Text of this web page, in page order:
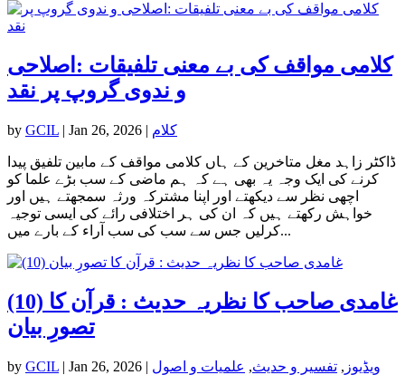
کلامی مواقف کی بے معنی تلفیقات :اصلاحی
و ندوی گروپ پر نقد
by GCIL | Jan 26, 2026 | کلام
ڈاکٹر زاہد مغل متاخرین کے ہاں کلامی مواقف کے مابین تلفیق پیدا
کرنے کی ایک وجہ یہ بھی ہے کہ ہم ماضی کے سب بڑے علما کو
اچھی نظر سے دیکھتے اور اپنا مشترکہ ورثہ سمجھتے ہیں اور
خواہش رکھتے ہیں کہ ان کی ہر اختلافی رائے کی ایسی توجیہ
کرلیں جس سے سب کی سب آراء کے بارے میں...
(10) غامدی صاحب کا نظریہ حدیث : قرآن کا
تصورِ بیان
by GCIL | Jan 26, 2026 | ویڈیوز , تفسیر و حدیث, علمیات و اصول